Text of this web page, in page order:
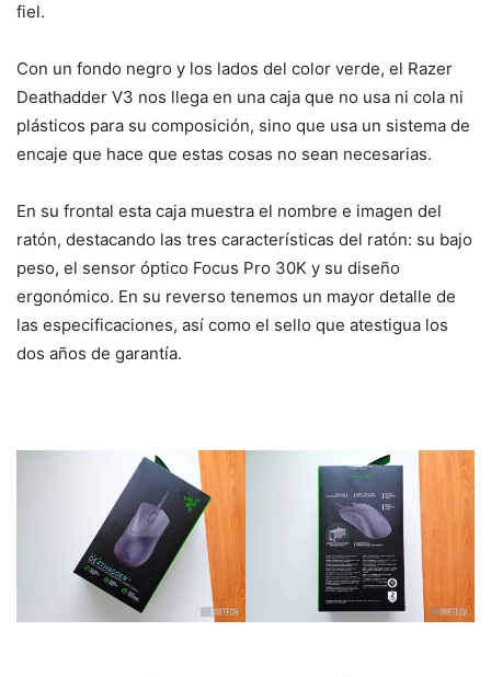
fiel.
Con un fondo negro y los lados del color verde, el Razer
Deathadder V3 nos llega en una caja que no usa ni cola ni
plásticos para su composición, sino que usa un sistema de
encaje que hace que estas cosas no sean necesarias.
En su frontal esta caja muestra el nombre e imagen del
ratón, destacando las tres características del ratón: su bajo
peso, el sensor óptico Focus Pro 30K y su diseño
ergonómico. En su reverso tenemos un mayor detalle de
las especificaciones, así como el sello que atestigua los
dos años de garantía.